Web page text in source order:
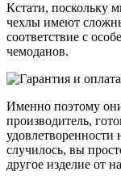
Кстати, поскольку
чехлы имеют
соответствие с
чемоданов.
Именно поэтому
производитель,
случилось, вы
другое изделие от